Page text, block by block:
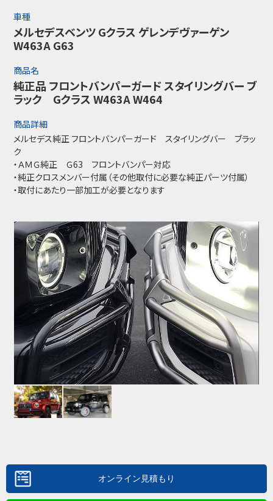
車種
メルセデスベンツ Gクラス ゲレンデヴァーゲン
W463A G63
商品名
純正品 フロントバンパーガード スタイリングバー ブ
ラック Gクラス W463A W464
商品詳細
メルセデス純正 フロントバンパーガード スタイリングバー ブラッ
ク
・ＡＭＧ純正 Ｇ63 フロントバンパー対応
・純正クロスメンバー付属（その他取付に必要な純正パーツ付属）
・取付にあたり一部加工が必要となります